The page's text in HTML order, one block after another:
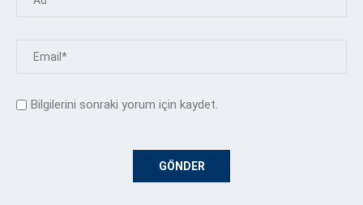
Bilgilerini sonraki yorum için kaydet.